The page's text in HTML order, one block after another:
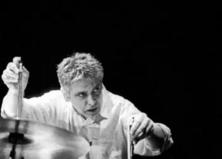
FR/